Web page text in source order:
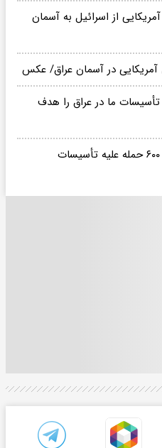
از اسرائیل به آسمان
در آسمان عراق/ عکس
حامیان ایران ۶۰۰ بار تأسیسات ما در عراق را هدف
در طول جنگ ایران، بیش از ۶۰۰ حمله علیه تأسیسات